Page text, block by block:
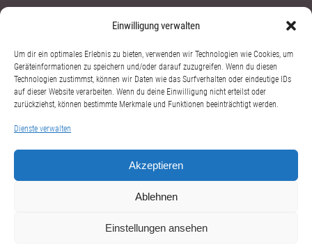
Einwilligung verwalten
Um dir ein optimales Erlebnis zu bieten, verwenden wir Technologien wie Cookies, um
Geräteinformationen zu speichern und/oder darauf zuzugreifen. Wenn du diesen
Technologien zustimmst, können wir Daten wie das Surfverhalten oder eindeutige IDs
auf dieser Website verarbeiten. Wenn du deine Einwilligung nicht erteilst oder
zurückziehst, können bestimmte Merkmale und Funktionen beeinträchtigt werden.
Dienste verwalten
Akzeptieren
Ablehnen
Einstellungen ansehen